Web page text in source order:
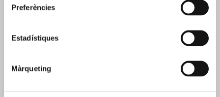
Preferències
Estadístiques
Màrqueting